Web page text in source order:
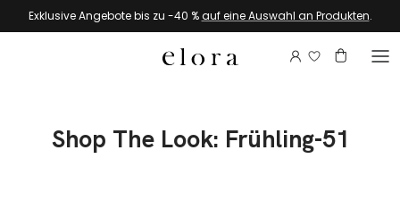
Zum Inhalt springen
Exklusive Angebote bis zu -40 %auf eine Auswahl an Produkten.
KontoMelden Sie
Shop The Look: Frühling-51